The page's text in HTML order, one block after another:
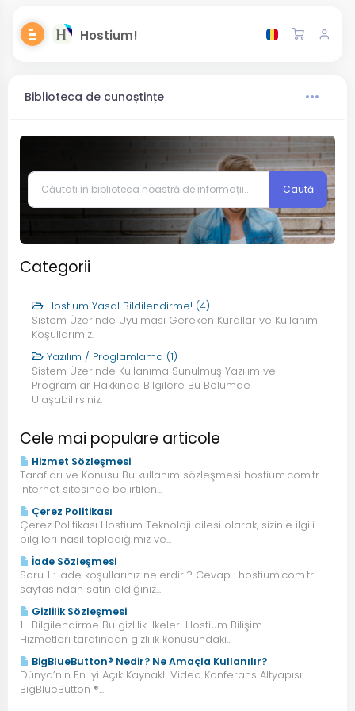
Hostium!
Biblioteca de cunoștințe
Categorii
Hostium Yasal Bildilendirme! (4)
Sistem Üzerinde Uyulması Gereken Kurallar ve Kullanım
Koşullarımız.
Yazılım / Proglamlama (1)
Sistem Üzerinde Kullanıma Sunulmuş Yazılım ve
Programlar Hakkında Bilgilere Bu Bölümde
Ulaşabilirsiniz.
Cele mai populare articole
Hizmet Sözleşmesi
Tarafları ve Konusu Bu kullanım sözleşmesi hostium.com.tr
internet sitesinde belirtilen...
Çerez Politikası
Çerez Politikası Hostium Teknoloji ailesi olarak, sizinle ilgili
bilgileri nasıl topladığımız ve...
İade Sözleşmesi
Soru 1 : İade koşullarınız nelerdir ? Cevap : hostium.com.tr
sayfasından satın aldığınız...
Gizlilik Sözleşmesi
1- Bilgilendirme Bu gizlilik ilkeleri Hostium Bilişim
Hizmetleri tarafından gizlilik konusundaki...
BigBlueButton® Nedir? Ne Amaçla Kullanılır?
Dünya’nın En İyi Açık Kaynaklı Video Konferans Altyapısı:
BigBlueButton ®...